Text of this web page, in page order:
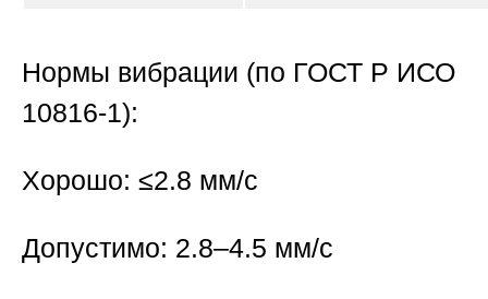
Нормы вибрации (по ГОСТ Р ИСО
10816-1):
Хорошо: ≤2.8 мм/с
Допустимо: 2.8–4.5 мм/с